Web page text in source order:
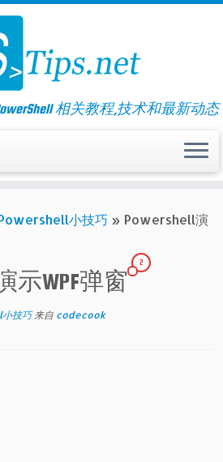
相关教程,技术和最新动态
小技巧 » Powershell演
示WPF弹窗
2
技巧来自 codecook